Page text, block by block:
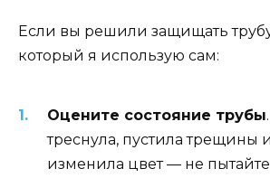
Если вы решили защищать
который я использую сам:
Оцените состояние трубы
треснула, пустила трещины
изменила цвет — не